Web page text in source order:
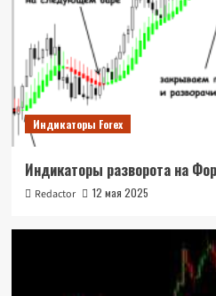
Индикаторы Forex
Индикаторы разворота на
Redactor 12 мая 2025